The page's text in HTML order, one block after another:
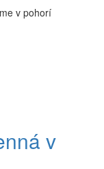
v pohorí
v